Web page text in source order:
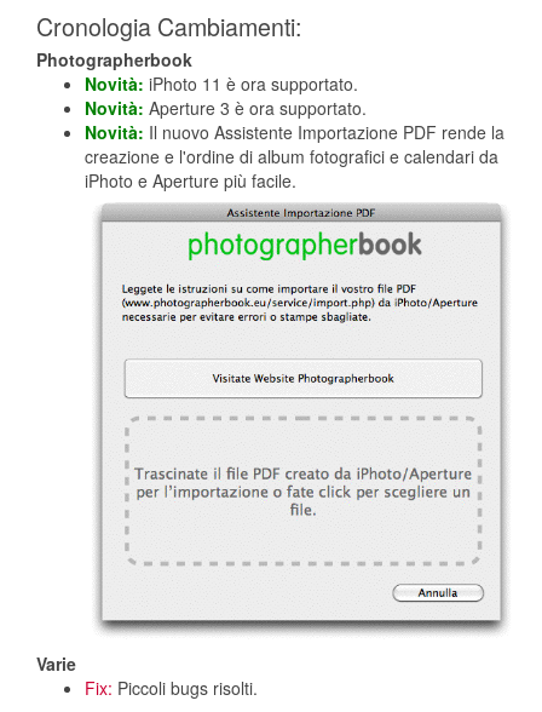
Cronologia Cambiamenti:
Photographerbook
Novità: iPhoto 11 è ora supportato.
Novità: Aperture 3 è ora supportato.
Novità: Il nuovo Assistente Importazione PDF rende la
creazione e l'ordine di album fotografici e calendari da
iPhoto e Aperture più facile.
Varie
Fix: Piccoli bugs risolti.